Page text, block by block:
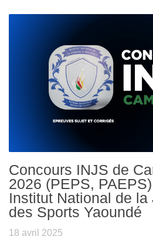
Concours INJS de
2026 (PEPS,
Institut National de la
des Sports Yaoundé
18 avril 2025